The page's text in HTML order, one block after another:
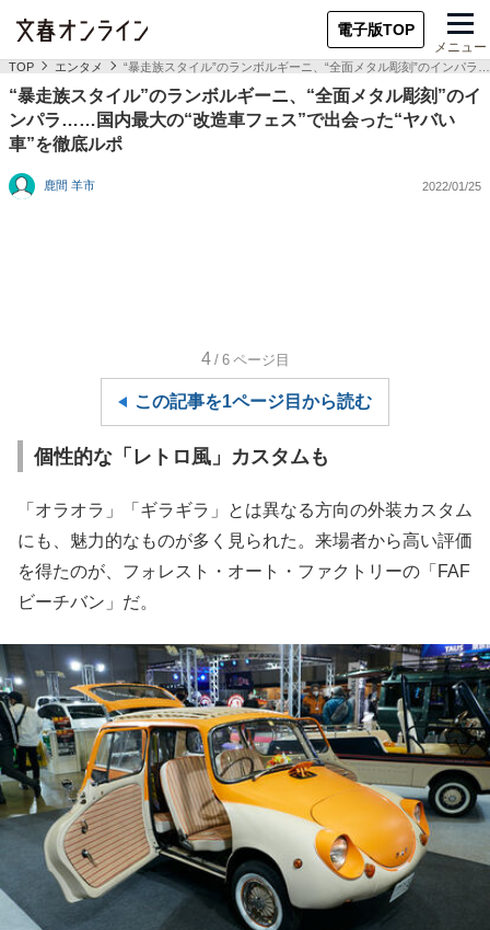
電子版TOP
メニュー
TOP エンタメ “暴走族スタイル”のランボルギーニ、“全面メタル彫刻”のインパ
“暴走族スタイル”のランボルギーニ、“全面メタル彫刻”のイ
ンパラ……国内最大の“改造車フェス”で出会った“ヤバい
車”を徹底ルポ
鹿間 羊市 2022/01/25
4 /6 ページ目
この記事を1ページ目から読む
個性的な「レトロ風」カスタムも
「オラオラ」「ギラギラ」とは異なる方向の外装カスタム
にも、魅力的なものが多く見られた。来場者から高い評価
を得たのが、フォレスト・オート・ファクトリーの「FAF
ビーチバン」だ。